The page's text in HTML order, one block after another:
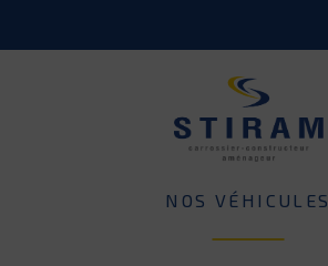
NOS VÉHICULES